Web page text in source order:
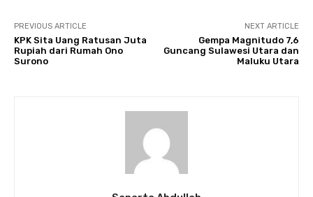
PREVIOUS ARTICLE
KPK Sita Uang Ratusan Juta
Rupiah dari Rumah Ono
Surono
NEXT ARTICLE
Gempa Magnitudo 7,6
Guncang Sulawesi Utara dan
Maluku Utara